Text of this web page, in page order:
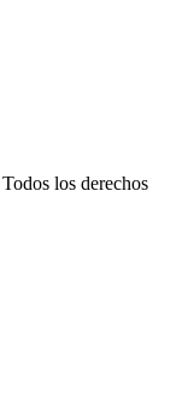
Todos los derechos